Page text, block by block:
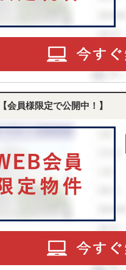
【会員様限定で公開中！】